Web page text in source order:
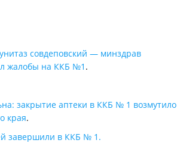
совдеповский — минздрав
жалобы на ККБ №1 .
закрытие аптеки в ККБ № 1 возмутило
края.
завершили в ККБ № 1.